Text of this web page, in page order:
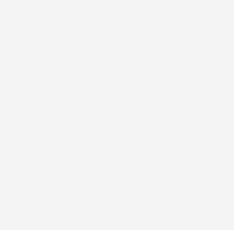
Therapie im